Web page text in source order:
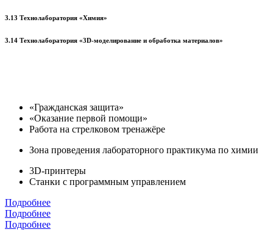
3.13 Технолаборатория «Химия»
3.14 Технолаборатория «3D-моделирование и обработка материалов»
«Гражданская защита»
«Оказание первой помощи»
Работа на стрелковом тренажёре
Зона проведения лабораторного практикума по химии
3D-принтеры
Станки с программным управлением
Подробнее
Подробнее
Подробнее